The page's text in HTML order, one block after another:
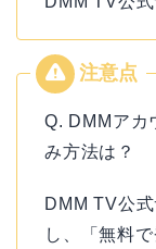
Q. DMMアカ
み方法は？
DMM TV公
し、「無料